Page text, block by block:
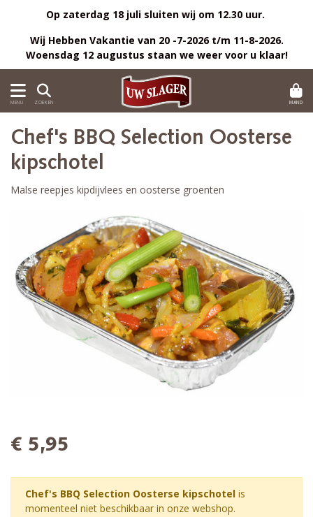
Op zaterdag 18 juli sluiten wij om 12.30 uur.
Wij Hebben Vakantie van 20 -7-2026 t/m 11-8-2026.
Woensdag 12 augustus staan we weer voor u klaar!
MENU ZOEKEN MAND
Chef's BBQ Selection Oosterse
kipschotel
Malse reepjes kipdijvlees en oosterse groenten
€ 5,95
Chef's BBQ Selection Oosterse kipschotel is
momenteel niet beschikbaar in onze webshop.